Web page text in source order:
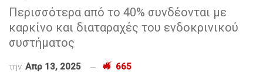
Περισσότερα από το 40% συνδέονται με
καρκίνο και διαταραχές του ενδοκρινικού
συστήματος
την Απρ 13, 2025 665